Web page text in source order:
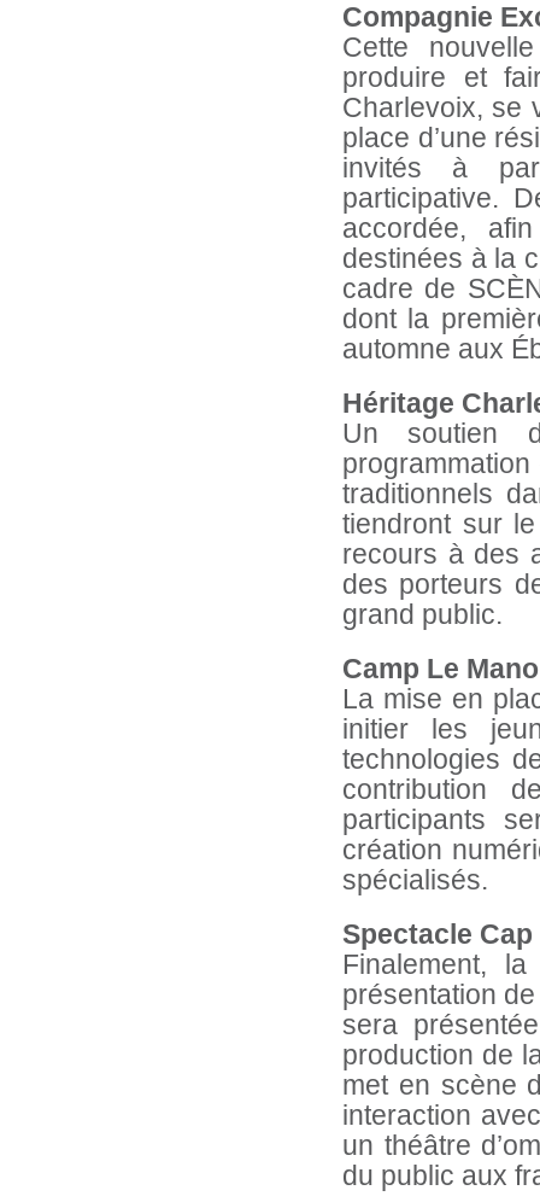
Compagnie
Cette
produire et
Charlevoix, se
place d’une
invités à
participative.
accordée,
destinées à la
cadre de
dont la
automne aux
Héritage
Un soutien
traditionnels
tiendront sur
recours à des
des porteurs
grand public.
Camp Le
La mise en
initier les
technologies
contribution
participants
création
spécialisés.
Spectacle
Finalement,
présentation
sera
production de
met en scène
interaction
un théâtre
du public aux